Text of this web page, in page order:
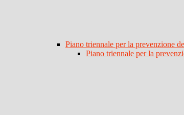
Piano triennale per la prevenzione
Piano triennale per la